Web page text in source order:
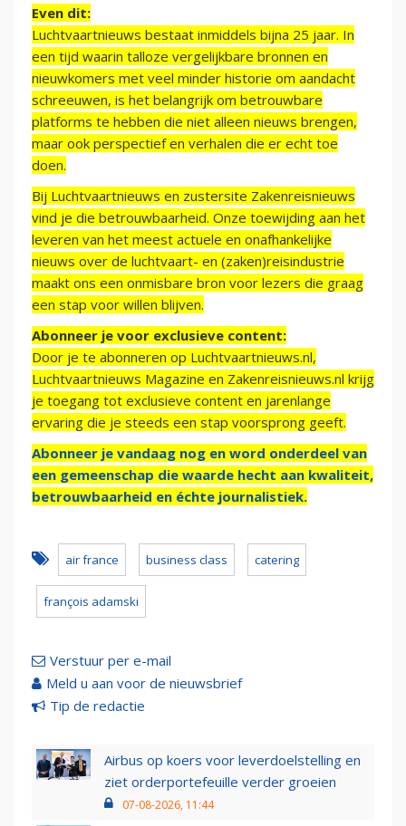
Even dit:
Luchtvaartnieuws bestaat inmiddels bijna 25 jaar. In
een tijd waarin talloze vergelijkbare bronnen en
nieuwkomers met veel minder historie om aandacht
schreeuwen, is het belangrijk om betrouwbare
platforms te hebben die niet alleen nieuws brengen,
maar ook perspectief en verhalen die er echt toe
doen.
Bij Luchtvaartnieuws en zustersite Zakenreisnieuws
vind je die betrouwbaarheid. Onze toewijding aan het
leveren van het meest actuele en onafhankelijke
nieuws over de luchtvaart- en (zaken)reisindustrie
maakt ons een onmisbare bron voor lezers die graag
een stap voor willen blijven.
Abonneer je voor exclusieve content:
Door je te abonneren op Luchtvaartnieuws.nl,
Luchtvaartnieuws Magazine en Zakenreisnieuws.nl krijg
je toegang tot exclusieve content en jarenlange
ervaring die je steeds een stap voorsprong geeft.
Abonneer je vandaag nog en word onderdeel van
een gemeenschap die waarde hecht aan kwaliteit,
betrouwbaarheid en échte journalistiek.
air france business class catering
françois adamski
Verstuur per e-mail
Meld u aan voor de nieuwsbrief
Tip de redactie
Airbus op koers voor leverdoelstelling en
ziet orderportefeuille verder groeien
07-08-2026, 11:44